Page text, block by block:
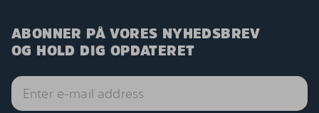
ABONNER PÅ VORES NYHEDSBREV
OG HOLD DIG OPDATERET